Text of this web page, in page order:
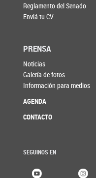
Reglamento del Senado
Enviá tu CV
PRENSA
Noticias
Galería de fotos
Información para medios
AGENDA
CONTACTO
SEGUINOS EN